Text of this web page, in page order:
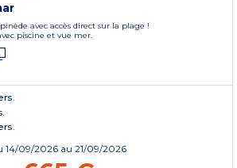
avec accès direct sur la plage !
piscine et vue mer.
14/09/2026 au 21/09/2026